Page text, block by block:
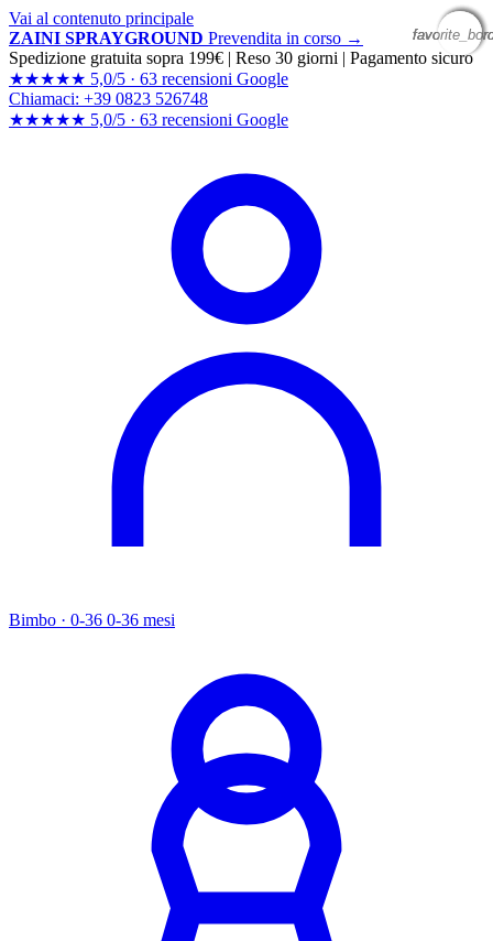
Vai al contenuto principale
ZAINI SPRAYGROUND Prevendita in corso →
Spedizione gratuita sopra 199€ | Reso 30 giorni | Pagamento sicuro
★★★★★ 5,0/5 · 63 recensioni Google
Chiamaci: +39 0823 526748
★★★★★ 5,0/5 · 63 recensioni Google
Bimbo · 0-36 0-36 mesi